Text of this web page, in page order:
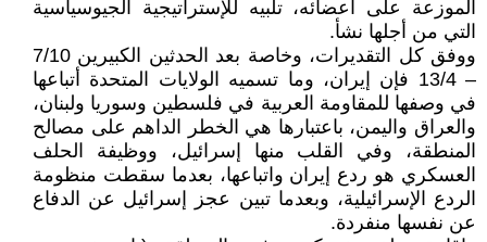
الموزعة على أعضائه، تلبيه للإستراتيجية الجيوسياسية
التي من أجلها نشأ.
ووفق كل التقديرات، وخاصة بعد الحدثين الكبيرين 7/10
– 13/4 فإن إيران، وما تسميه الولايات المتحدة أتباعها
في وصفها للمقاومة العربية في فلسطين وسوريا ولبنان،
والعراق واليمن، باعتبارها هي الخطر الداهم على مصالح
المنطقة، وفي القلب منها إسرائيل، ووظيفة الحلف
العسكري هو ردع إيران واتباعها، بعدما سقطت منظومة
الردع الإسرائيلية، وبعدما تبين عجز إسرائيل عن الدفاع
عن نفسها منفردة.